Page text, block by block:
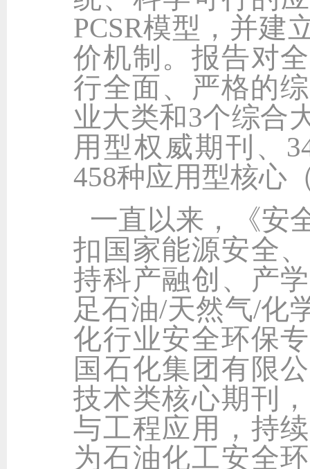
PCSR模型，并建
价机制。报告对
行全面、严格的
业大类和3个综合
用型权威期刊、
458种应用型核心
一直以来，《安
扣国家能源安全
持科产融创、产
足石油/天然气/化
化行业安全环保
国石化集团有限
技术类核心期刊
与工程应用，持
为石油化工安全